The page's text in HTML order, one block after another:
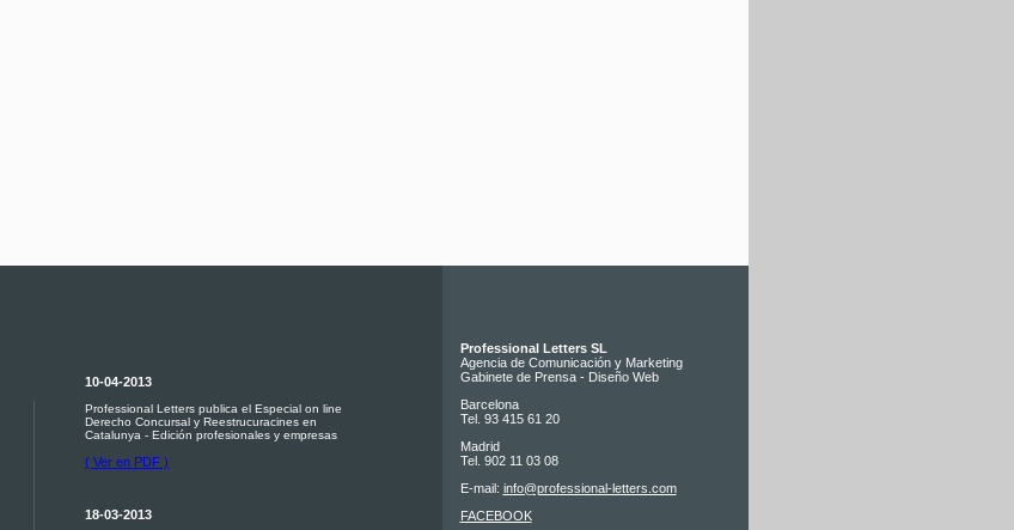
Professional Letters SL
Agencia de Comunicación y Marketing
Gabinete de Prensa - Diseño Web
Barcelona
Tel. 93 415 61 20
Madrid
Tel. 902 11 03 08
E-mail: info@professional-letters.com
FACEBOOK
10-04-2013
Professional Letters publica el Especial on line
Derecho Concursal y Reestrucuracines en
Catalunya - Edición profesionales y empresas
( Ver en PDF )
18-03-2013